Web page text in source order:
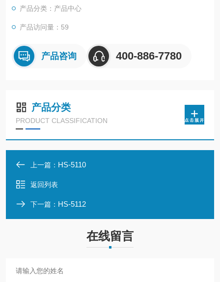
产品分类：产品中心
产品访问量：59
产品咨询 400-886-7780
产品分类
PRODUCT CLASSIFICATION
上一篇： HS-5110
返回列表
下一篇： HS-5112
在线留言